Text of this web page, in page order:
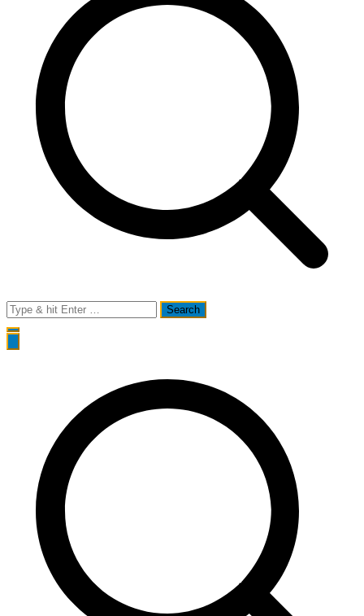
Search
for: